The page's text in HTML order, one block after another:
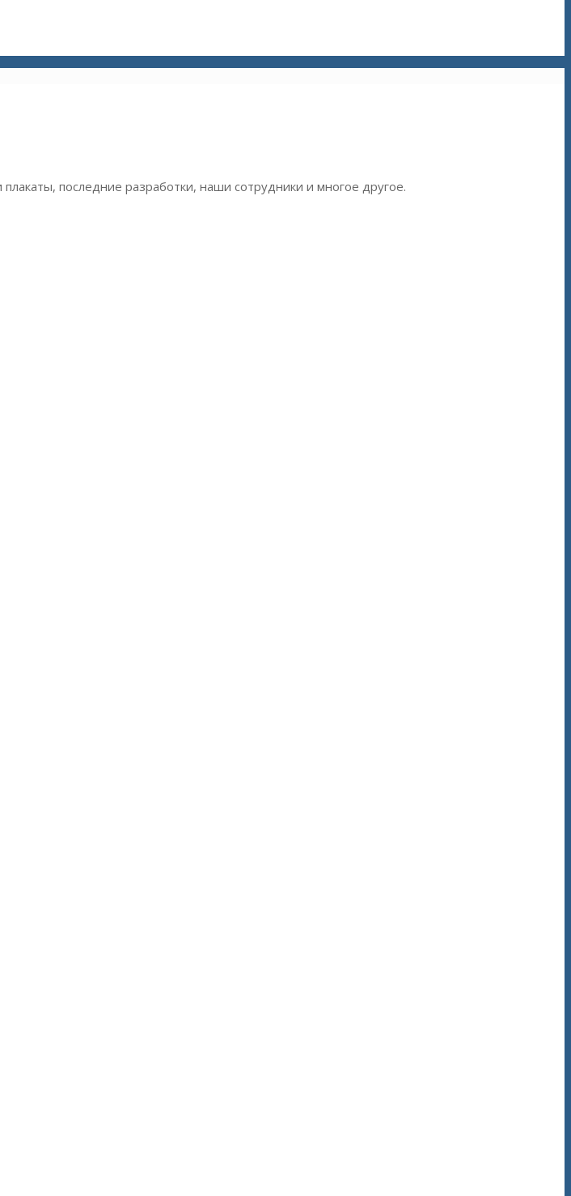
последние разработки, наши сотрудники и многое другое.